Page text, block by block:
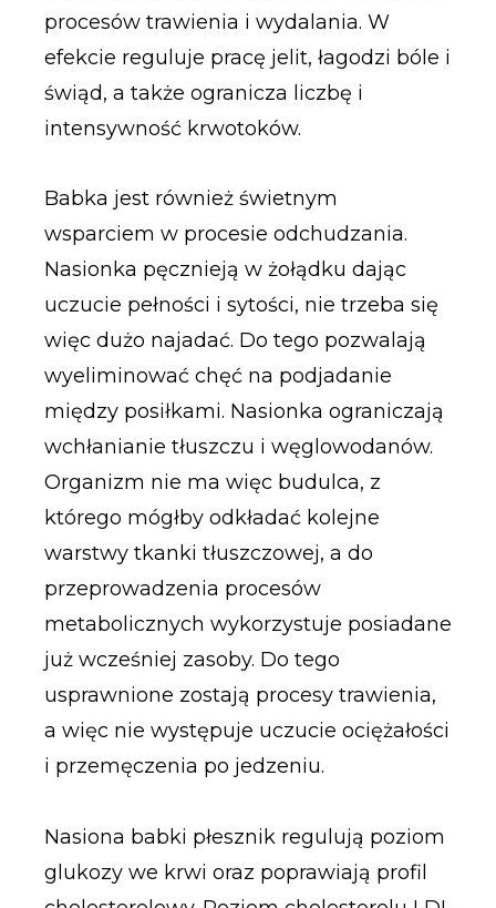
procesów trawienia i wydalania. W
efekcie reguluje pracę jelit, łagodzi bóle i
świąd, a także ogranicza liczbę i
intensywność krwotoków.
Babka jest również świetnym
wsparciem w procesie odchudzania.
Nasionka pęcznieją w żołądku dając
uczucie pełności i sytości, nie trzeba się
więc dużo najadać. Do tego pozwalają
wyeliminować chęć na podjadanie
między posiłkami. Nasionka ograniczają
wchłanianie tłuszczu i węglowodanów.
Organizm nie ma więc budulca, z
którego mógłby odkładać kolejne
warstwy tkanki tłuszczowej, a do
przeprowadzenia procesów
metabolicznych wykorzystuje posiadane
już wcześniej zasoby. Do tego
usprawnione zostają procesy trawienia,
a więc nie występuje uczucie ociężałości
i przemęczenia po jedzeniu.
Nasiona babki płesznik regulują poziom
glukozy we krwi oraz poprawiają profil